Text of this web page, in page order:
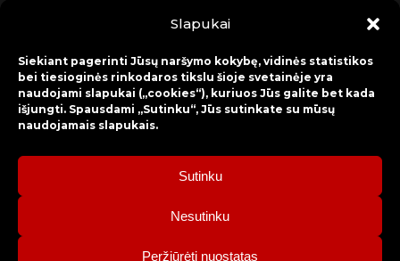
Slapukai
Siekiant pagerinti Jūsų naršymo kokybę, vidinės statistikos
bei tiesioginės rinkodaros tikslu šioje svetainėje yra
naudojami slapukai („cookies“), kuriuos Jūs galite bet kada
išjungti. Spausdami „Sutinku“, Jūs sutinkate su mūsų
naudojamais slapukais.
Sutinku
Nesutinku
Peržiūrėti nuostatas
2026 © Raseinių rajono kultūros centras